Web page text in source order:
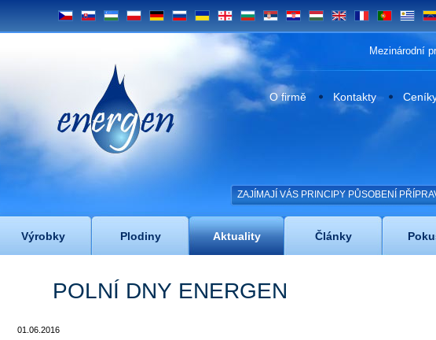
CS SK UZ PL DE RU UA GE BG SRB HR HU EN PT UY VE
Energen
Mezinárodní
O firmě Kontakty
ZAJÍMAJÍ VÁS PRINCIPY PŮSOBENÍ
Výrobky Plodiny Aktuality Články
POLNÍ DNY ENERGEN
01.06.2016